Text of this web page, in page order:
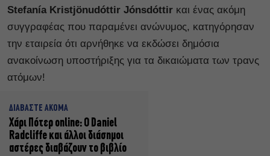
Stefanía Kristjönudóttir Jónsdóttir και ένας ακόμη
συγγραφέας που παραμένει ανώνυμος, κατηγόρησαν
την εταιρεία ότι αρνήθηκε να εκδώσει δημόσια
ανακοίνωση υποστήριξης για τα δικαιώματα των τρανς
ατόμων!
ΔΙΑΒΑΣΤΕ ΑΚΟΜΑ
Χάρι Πότερ online: Ο Daniel
Radcliffe και άλλοι διάσημοι
αστέρες διαβάζουν το βιβλίο